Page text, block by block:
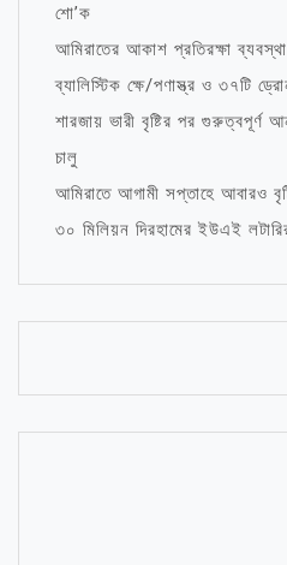
শো’ক
আমিরাতের আকাশ প্রতিরক্ষা
ব্যালিস্টিক ক্ষে/পণাস্ত্র ও ৩৭টি
শারজায় ভারী বৃষ্টির পর গুরুত্বপূর্ণ
চালু
আমিরাতে আগামী সপ্তাহে আবারও
৩০ মিলিয়ন দিরহামের ইউএই